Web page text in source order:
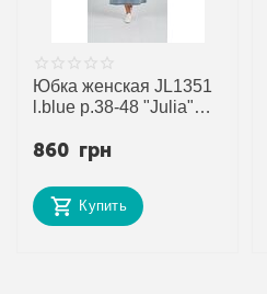
Юбка женская JL1351
l.blue р.38-48 "Julia"
прямого поставщика
860 грн
Купить